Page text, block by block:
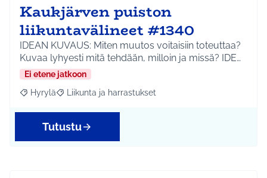
Kaukjärven puiston
liikuntavälineet #1340
IDEAN KUVAUS: Miten muutos voitaisiin toteuttaa?
Kuvaa lyhyesti mitä tehdään, milloin ja missä? IDE…
Ei etene jatkoon
Rajaa tulokset aihepiirin mukaan: Hyrylä
Hyrylä Rajaa tulokset teeman mukaan: Liikunta ja
Liikunta ja harrastukset
Tutustu